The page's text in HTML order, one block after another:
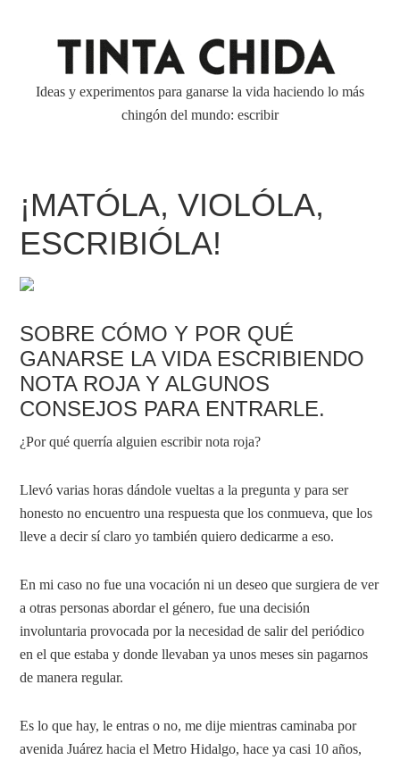
Ideas y experimentos para ganarse la vida haciendo lo más
chingón del mundo: escribir
¡MATÓLA, VIOLÓLA,
ESCRIBIÓLA!
SOBRE CÓMO Y POR QUÉ
GANARSE LA VIDA ESCRIBIENDO
NOTA ROJA Y ALGUNOS
CONSEJOS PARA ENTRARLE.
¿Por qué querría alguien escribir nota roja?
Llevó varias horas dándole vueltas a la pregunta y para ser
honesto no encuentro una respuesta que los conmueva, que los
lleve a decir sí claro yo también quiero dedicarme a eso.
En mi caso no fue una vocación ni un deseo que surgiera de ver
a otras personas abordar el género, fue una decisión
involuntaria provocada por la necesidad de salir del periódico
en el que estaba y donde llevaban ya unos meses sin pagarnos
de manera regular.
Es lo que hay, le entras o no, me dije mientras caminaba por
avenida Juárez hacia el Metro Hidalgo, hace ya casi 10 años,